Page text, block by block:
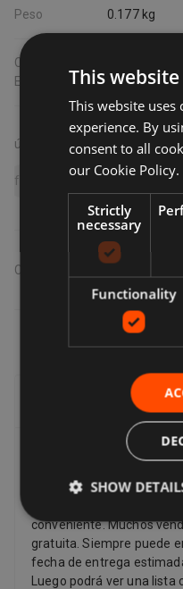
Peso 0.177 kg
Certificado
EPREL
búsquedas relacionadas
Compartir
Entrega, devoluciones y
Los vendedores ofrecen
conveniente. Muchos
gratuita. Siempre puede
fecha de entrega
Luego podrá ver una
This
This website
experience. By
consent to all
our Cookie Policy.
Strictly
necessary
Functionality
SHOW